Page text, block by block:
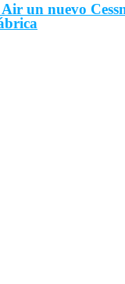
un nuevo